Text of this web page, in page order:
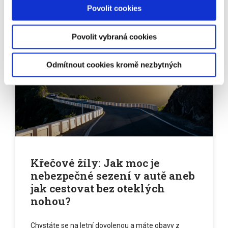
Povolit cookies
Povolit vybraná cookies
Odmítnout cookies kromě nezbytných
PŘÍZNAKY KŘEČOVÝCH ŽIL
Křečové žíly: Jak moc je
nebezpečné sezení v autě aneb
jak cestovat bez oteklých
nohou?
Chystáte se na letní dovolenou a máte obavy z